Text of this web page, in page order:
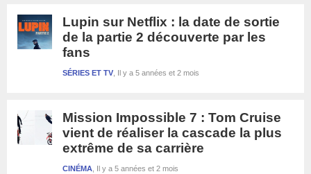
Lupin sur Netflix : la date de sortie
de la partie 2 découverte par les
fans
Il y a 5 années et 2 mois
SÉRIES ET TV
Mission Impossible 7 : Tom Cruise
vient de réaliser la cascade la plus
extrême de sa carrière
Il y a 5 années et 2 mois
CINÉMA